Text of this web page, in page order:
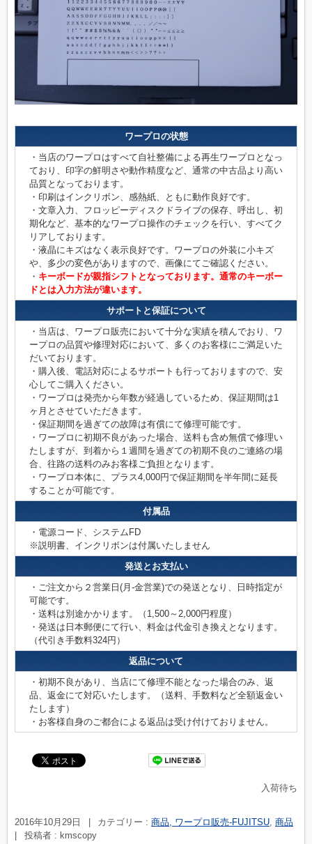
ワープロの状態
・当店のワープロはすべて自社整備による再生ワープロとなっ
ており、印字の鮮明さや動作精度など、通常の中古品より高い
品質となっております。
・印刷はインクリボン、感熱紙、ともに動作良好です。
・文章入力、フロッピーディスクドライブの保存、呼出し、初
期化など、基本的なワープロ操作のチェックを行い、すべてク
リアしております。
・液晶にキズはなく表示良好です。ワープロの外装に小キズ
や、多少の変色がありますので、画像にてご確認ください。
・ キーボードが親指シフトとなっております。通常のキーボー
ドとは入力方法が違います。
サポートと保証について
・当店は、ワープロ販売において十分な実績を積んでおり、ワ
ープロの品質や修理対応において、多くのお客様にご満足いた
だいております。
・購入後、電話対応によるサポートも行っておりますので、安
心してご購入ください。
・ワープロは発売から年数が経過しているため、保証期間は1
ヶ月とさせていただきます。
・保証期間を過ぎての故障は有償にて修理可能です。
・ワープロに初期不良があった場合、送料も含め無償で修理い
たしますが、到着から１週間を過ぎての初期不良のご連絡の場
合、往路の送料のみお客様ご負担となります。
・ワープロ本体に、プラス4,000円で保証期間を半年間に延長
することが可能です。
付属品
・電源コード、システムFD
※説明書、インクリボンは付属いたしません
発送とお支払い
・ご注文から２営業日(月-金営業)での発送となり、日時指定が
可能です。
・送料は別途かかります。（1,500～2,000円程度）
・発送は日本郵便にて行い、料金は代金引き換えとなります。
（代引き手数料324円）
返品について
・初期不良があり、当店にて修理不能となった場合のみ、返
品、返金にて対応いたします。（送料、手数料など全額返金い
たします）
・お客様自身のご都合による返品は受け付けておりません。
入荷待ち
2016年10月29日 | カテゴリー : 商品, ワープロ販売-FUJITSU 商品
|
投稿者 : kmscopy